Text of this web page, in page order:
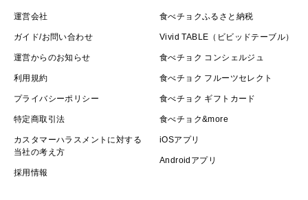
運営会社
ガイド/お問い合わせ
運営からのお知らせ
利用規約
プライバシーポリシー
特定商取引法
カスタマーハラスメントに対する
当社の考え方
採用情報
食べチョクふるさと納税
Vivid TABLE（ビビッドテーブル）
食べチョク コンシェルジュ
食べチョク フルーツセレクト
食べチョク ギフトカード
食べチョク&more
iOSアプリ
Androidアプリ